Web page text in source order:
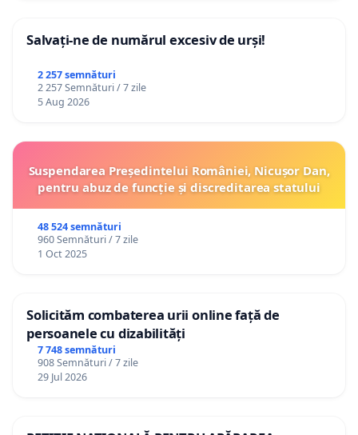
Salvați-ne de numărul excesiv de urși!
2 257 semnături
2 257 Semnături / 7 zile
5 Aug 2026
Suspendarea Președintelui României, Nicușor Dan,
pentru abuz de funcție și discreditarea statului
48 524 semnături
960 Semnături / 7 zile
1 Oct 2025
Solicităm combaterea urii online față de
persoanele cu dizabilități
7 748 semnături
908 Semnături / 7 zile
29 Jul 2026